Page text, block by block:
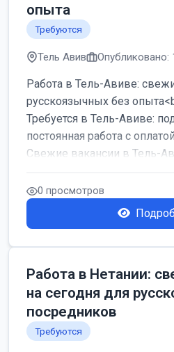
опыта
Требуются
Тель Авив Опубликовано:
Работа в Тель-Авиве:
русскоязычных без
Требуется в Тель-Авиве:
постоянная работа с
Свежие вакансии в Тель-
женщин от хозя...
0 просмотров
Работа в Нетании:
на сегодня для
посредников
Требуются